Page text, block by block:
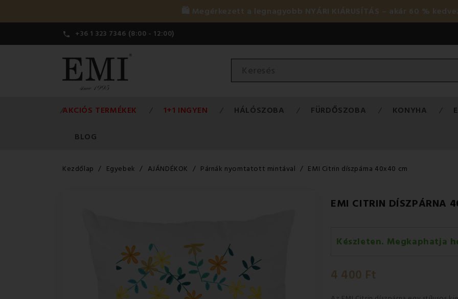
🛍️ Megérkezett a legnagyobb NYÁRI KIÁRUSÍTÁS – akár 60 %
 +36 1 323 7346 (8:00 - 12:00)
AKCIÓS TERMÉKEK 1+1 INGYEN HÁLÓSZOBA FÜRDŐSZOBA KONYHA
BLOG
Kezdőlap Egyebek AJÁNDÉKOK Párnák nyomtatott mintával EMI Citrin díszpárna 40x40 cm
EMI CITRIN DÍSZPÁRNA
Készleten. Megkaphatja
Szerda 12.08
4 400 Ft